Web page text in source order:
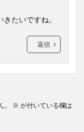
たいですね。
返信
※ が付いている欄は